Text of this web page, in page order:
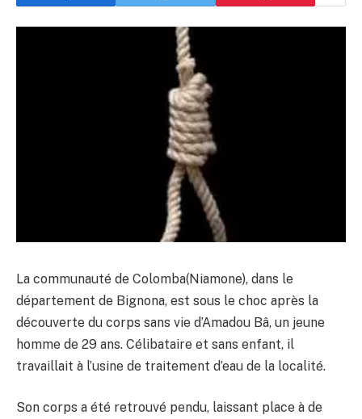
La communauté de Colomba(Niamone), dans le
département de Bignona, est sous le choc après la
découverte du corps sans vie d’Amadou Bâ, un jeune
homme de 29 ans. Célibataire et sans enfant, il
travaillait à l’usine de traitement d’eau de la localité.
Son corps a été retrouvé pendu, laissant place à de